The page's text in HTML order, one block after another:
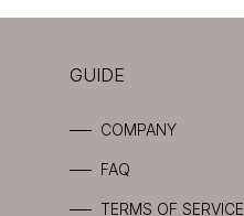
GUIDE
COMPANY
FAQ
TERMS OF SERVICE